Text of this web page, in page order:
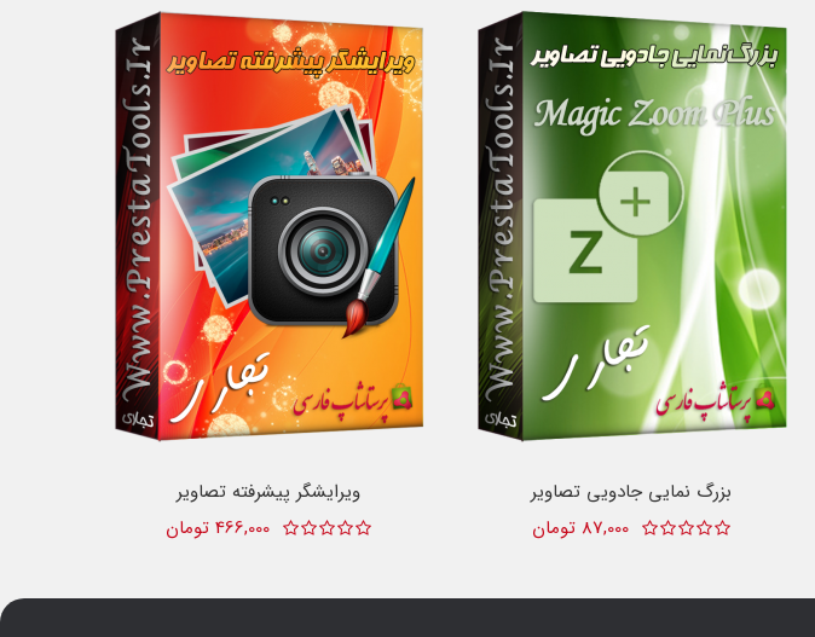
ویرایشگر پیشرفته تصاویر
466,000 تومان
بزرگ نمایی جادویی تصاویر
87,000 تومان